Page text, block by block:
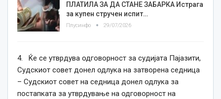
ПЛАТИЛА ЗА ДА СТАНЕ ЗАБАРКА Истрага
за купен стручен испит…
Плусинфо 29/07/2026
4. Ќе се утврдува одговорност за судијата Пајазити,
Судскиот совет донел одлука на затворена седница
– Судскиот совет на седница донел одлука за
постапката за утврдување на одговорност на